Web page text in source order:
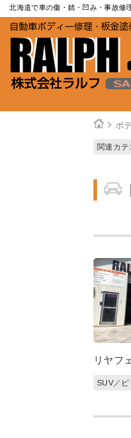
北海道で車の傷・錆・凹み・事故修
ボ
関連カテ
リヤフ
SUV／